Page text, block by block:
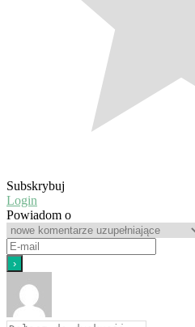
Subskrybuj
Login
Powiadom o